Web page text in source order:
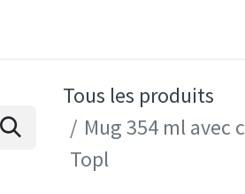
Tous les produits
Mug 354 ml avec
Topl